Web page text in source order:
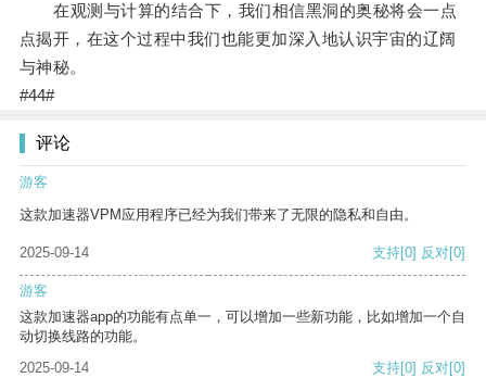
在观测与计算的结合下，我们相信黑洞的奥秘将会一点
点揭开，在这个过程中我们也能更加深入地认识宇宙的辽阔
与神秘。
#44#
评论
游客
这款加速器VPM应用程序已经为我们带来了无限的隐私和自由。
2025-09-14 支持[0] 反对[0]
游客
这款加速器app的功能有点单一，可以增加一些新功能，比如增加一个自
动切换线路的功能。
2025-09-14
支持[0] 反对[0]